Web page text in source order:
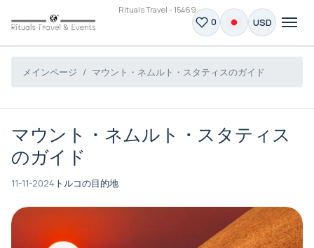
Rituals Travel - 15469
0 USD
メインページ マウント・ネムルト・スタティスのガイド
マウント・ネムルト・スタティス
のガイド
11-11-2024 トルコの目的地